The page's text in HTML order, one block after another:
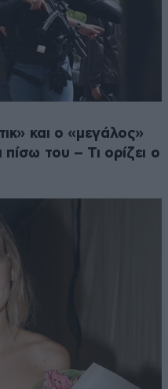
και ο «μεγάλος»
του – Τι ορίζει ο